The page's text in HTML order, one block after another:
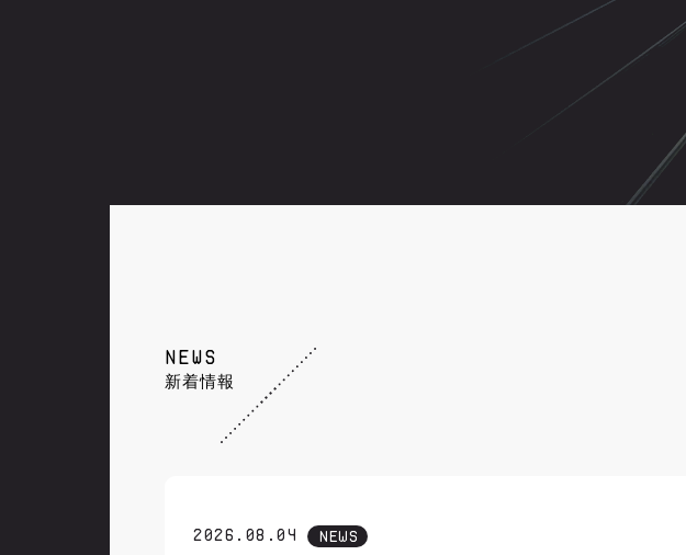
NEWS
新着情報
2026.08.04 NEWS